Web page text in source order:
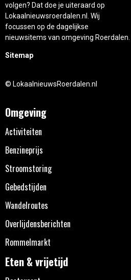
volgen? Dat doe je uiteraard op
Lokaalnieuwsroerdalen.nl. Wij
focussen op de dagelijkse
nieuwsitems van omgeving Roerdalen.
Sitemap
© LokaalnieuwsRoerdalen.nl
Omgeving
Activiteiten
Benzineprijs
Stroomstoring
Gebedstijden
Wandelroutes
Overlijdensberichten
Rommelmarkt
Eten & vrijetijd